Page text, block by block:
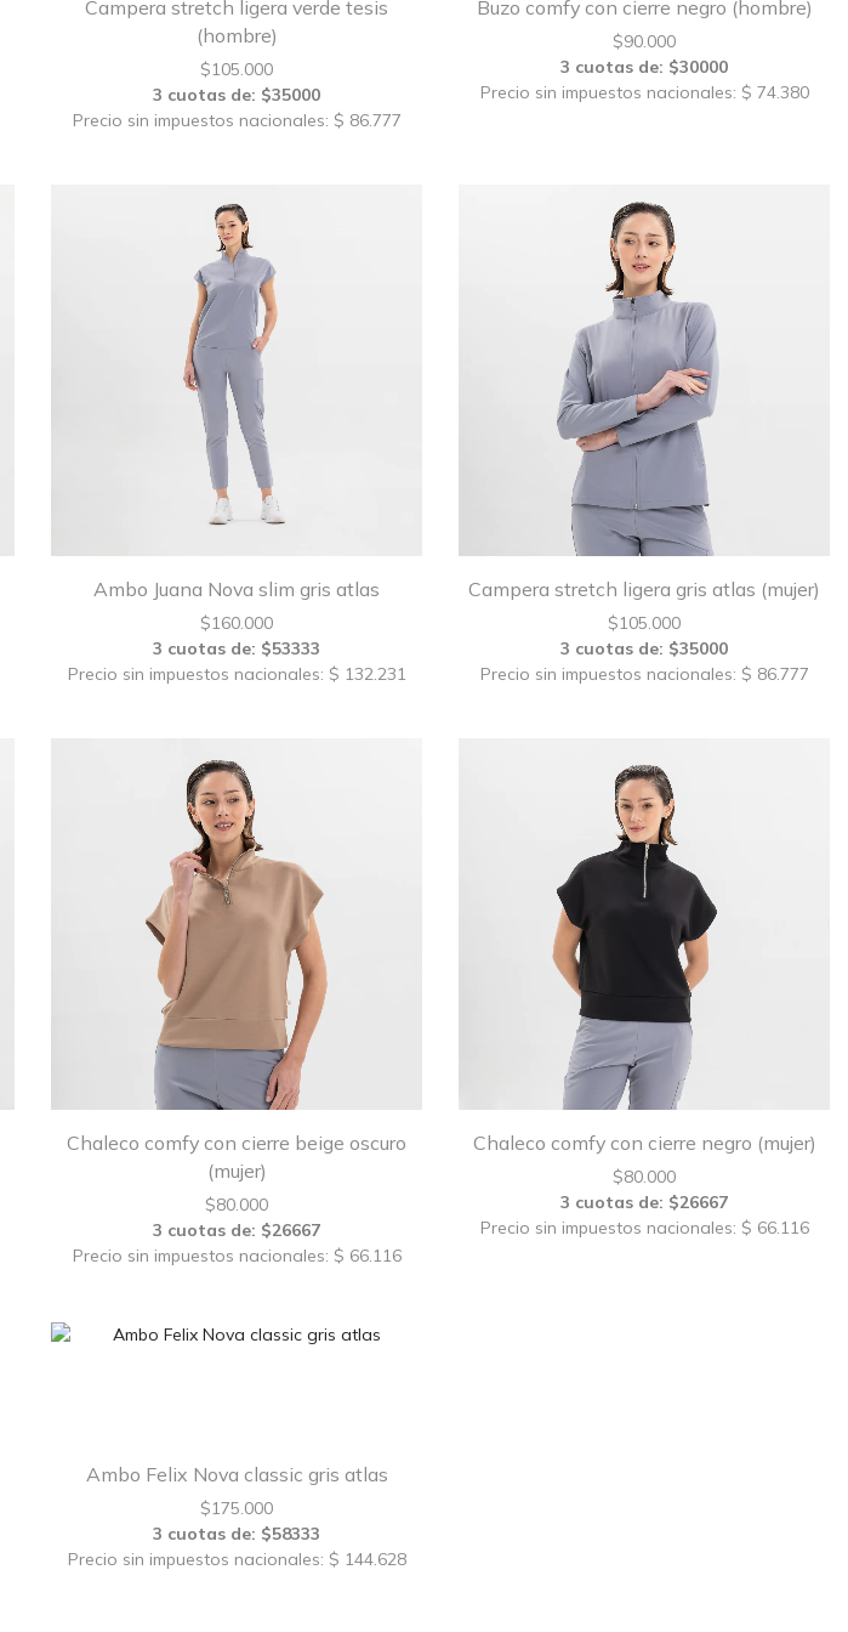
Campera stretch ligera verde tesis
(hombre)
$105.000
3 cuotas de: $35000
Precio sin impuestos nacionales: $ 86.777
Buzo comfy con cierre negro (hombre)
$90.000
3 cuotas de: $30000
Precio sin impuestos nacionales: $ 74.380
Ambo Juana Nova slim gris atlas
$160.000
3 cuotas de: $53333
Precio sin impuestos nacionales: $ 132.231
Campera stretch ligera gris atlas (mujer)
$105.000
3 cuotas de: $35000
Precio sin impuestos nacionales: $ 86.777
Chaleco comfy con cierre beige oscuro
(mujer)
$80.000
3 cuotas de: $26667
Precio sin impuestos nacionales: $ 66.116
Chaleco comfy con cierre negro (mujer)
$80.000
3 cuotas de: $26667
Precio sin impuestos nacionales: $ 66.116
Ambo Felix Nova classic gris atlas
$175.000
3 cuotas de: $58333
Precio sin impuestos nacionales: $ 144.628